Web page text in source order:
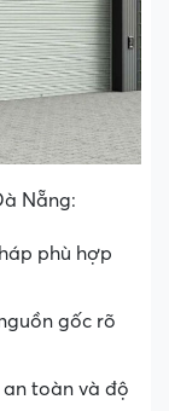
Nẵng:
phù hợp
gốc rõ
toàn và độ